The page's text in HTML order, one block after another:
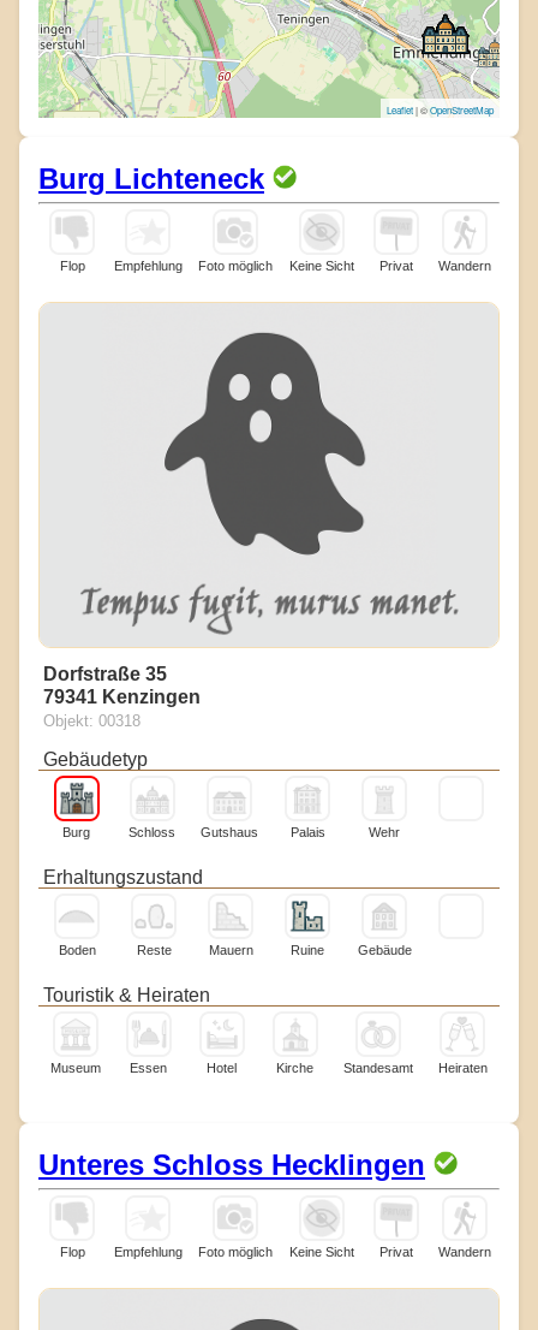
Leaflet| ©OpenStreetMap
Burg Lichteneck
Flop Empfehlung Foto möglich Keine Sicht Privat Wandern
Dorfstraße 35
79341 Kenzingen
Objekt: 00318
Gebäudetyp
Burg Schloss Gutshaus Palais Wehr
Erhaltungszustand
Boden Reste Mauern Ruine Gebäude
Touristik & Heiraten
Museum Essen Hotel Kirche Standesamt Heiraten
Unteres Schloss Hecklingen
Flop Empfehlung Foto möglich Keine Sicht Privat Wandern